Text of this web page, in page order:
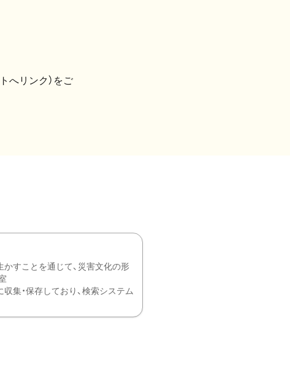
へリンク）をご
かすことを通じて、災害文化の形
集・保存しており、検索システム